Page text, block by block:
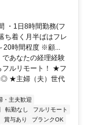
・1日8時間勤務(フ
ち着く月半ばはフレ
20時間程度 ※顧...
あなたの経理経験
フルリモート！ ★フ
◎ ★主婦（夫）世代
・主夫歓迎
転勤なし
フルリモート
賞与あり
ブランクOK